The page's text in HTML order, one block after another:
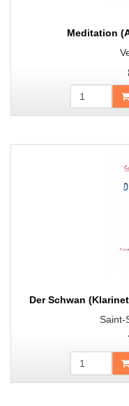
Meditation
Der Schwan
Saint-